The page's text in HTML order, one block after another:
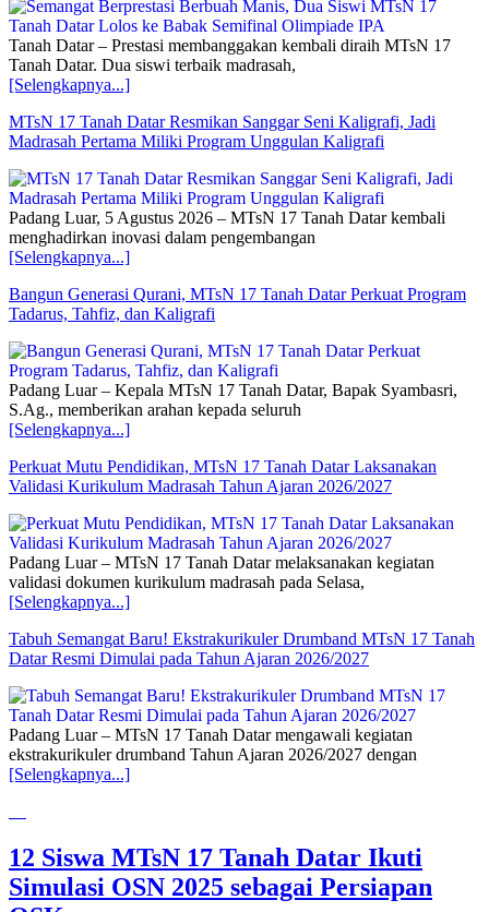
Tanah Datar – Prestasi membanggakan kembali diraih MTsN 17
Tanah Datar. Dua siswi terbaik madrasah,
[Selengkapnya...]
MTsN 17 Tanah Datar Resmikan Sanggar Seni Kaligrafi, Jadi
Madrasah Pertama Miliki Program Unggulan Kaligrafi
Padang Luar, 5 Agustus 2026 – MTsN 17 Tanah Datar kembali
menghadirkan inovasi dalam pengembangan
[Selengkapnya...]
Bangun Generasi Qurani, MTsN 17 Tanah Datar Perkuat Program
Tadarus, Tahfiz, dan Kaligrafi
Padang Luar – Kepala MTsN 17 Tanah Datar, Bapak Syambasri,
S.Ag., memberikan arahan kepada seluruh
[Selengkapnya...]
Perkuat Mutu Pendidikan, MTsN 17 Tanah Datar Laksanakan
Validasi Kurikulum Madrasah Tahun Ajaran 2026/2027
Padang Luar – MTsN 17 Tanah Datar melaksanakan kegiatan
validasi dokumen kurikulum madrasah pada Selasa,
[Selengkapnya...]
Tabuh Semangat Baru! Ekstrakurikuler Drumband MTsN 17 Tanah
Datar Resmi Dimulai pada Tahun Ajaran 2026/2027
Padang Luar – MTsN 17 Tanah Datar mengawali kegiatan
ekstrakurikuler drumband Tahun Ajaran 2026/2027 dengan
[Selengkapnya...]
12 Siswa MTsN 17 Tanah Datar Ikuti
Simulasi OSN 2025 sebagai Persiapan